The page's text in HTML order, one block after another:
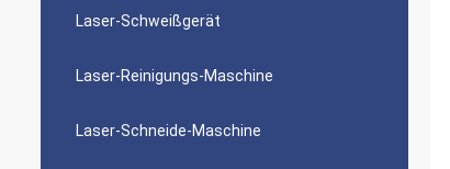
Laser-Schweißgerät
Laser-Reinigungs-Maschine
Laser-Schneide-Maschine